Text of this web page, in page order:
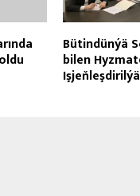
Bütindünýä
bilen